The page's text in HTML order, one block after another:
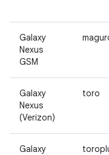
Galaxy
Nexus
GSM
Galaxy
Nexus
(Verizon)
toro
Galaxy